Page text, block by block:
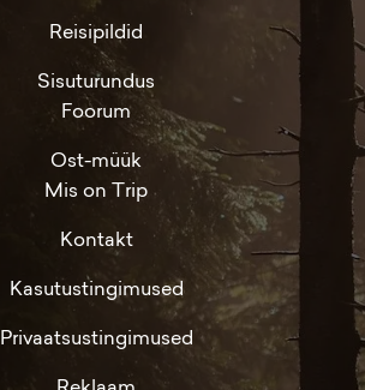
Reisipildid
Sisuturundus
Foorum
Ost-müük
Mis on Trip
Kontakt
Kasutustingimused
Privaatsustingimused